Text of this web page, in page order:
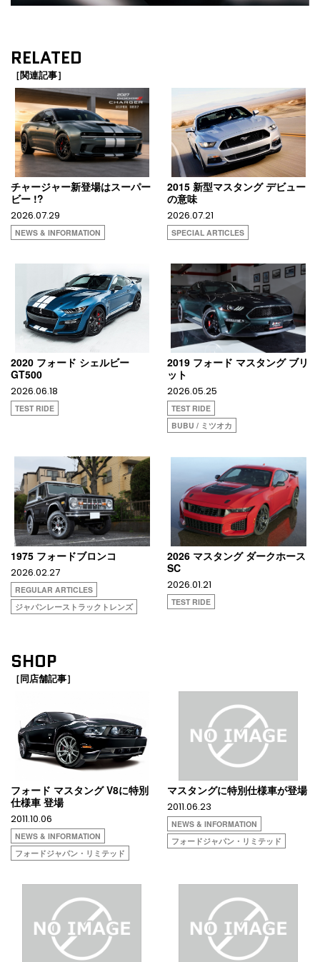
RELATED
［関連記事］
チャージャー新登場はスーパー
ビー !?
2026.07.29
NEWS & INFORMATION
2015 新型マスタング デビュー
の意味
2026.07.21
SPECIAL ARTICLES
2020 フォード シェルビー
GT500
2026.06.18
TEST RIDE
2019 フォード マスタング ブリ
ット
2026.05.25
TEST RIDE
BUBU / ミツオカ
1975 フォードブロンコ
2026.02.27
REGULAR ARTICLES
ジャパンレーストラックトレンズ
2026 マスタング ダークホース
SC
2026.01.21
TEST RIDE
SHOP
［同店舗記事］
フォード マスタング V8に特別
仕様車 登場
2011.10.06
NEWS & INFORMATION
フォードジャパン・リミテッド
マスタングに特別仕様車が登場
2011.06.23
NEWS & INFORMATION
フォードジャパン・リミテッド